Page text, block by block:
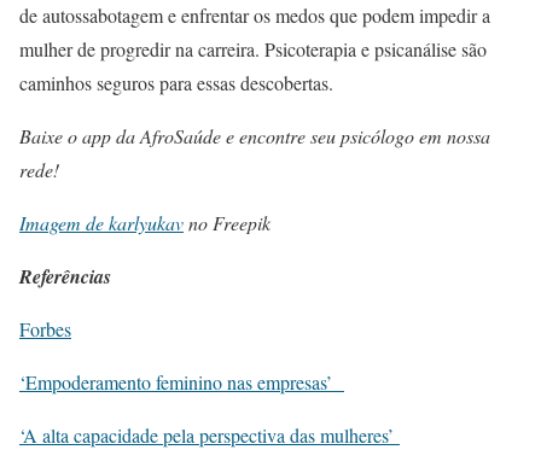
de autossabotagem e enfrentar os medos que podem impedir a
mulher de progredir na carreira. Psicoterapia e psicanálise são
caminhos seguros para essas descobertas.
Baixe o app da AfroSaúde e encontre seu psicólogo em nossa
rede!
Imagem de karlyukavno Freepik
Referências
Forbes
‘Empoderamento feminino nas empresas’
‘A alta capacidade pela perspectiva das mulheres’